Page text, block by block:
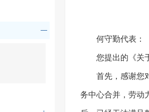
何守勤代表：
您提出的《关
首先，感谢您
务中心合并，劳动